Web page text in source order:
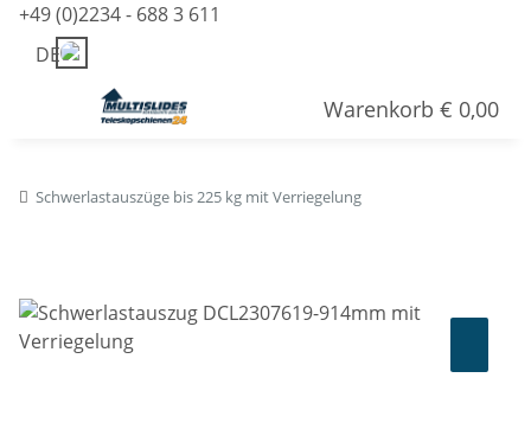
+49 (0)2234 - 688 3 611
DE
Warenkorb € 0,00
Schwerlastauszüge bis 225 kg mit Verriegelung